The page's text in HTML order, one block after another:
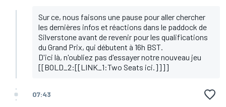
Sur ce, nous faisons une pause pour aller chercher
les dernières infos et réactions dans le paddock de
Silverstone avant de revenir pour les qualifications
du Grand Prix, qui débutent à 16h BST.
D'ici là, n'oubliez pas d'essayer notre nouveau jeu
[[BOLD_2:[[LINK_1:Two Seats ici.]]]]
07:43